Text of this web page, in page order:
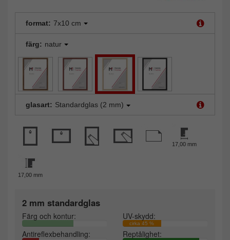
format: 7x10 cm
färg: natur
glasart: Standardglas (2 mm)
17,00 mm
17,00 mm
2 mm standardglas
Färg och kontur: UV-skydd:
cirka 45 %
Antireflexbehandling: Reptålighet: